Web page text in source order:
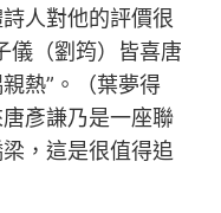
人對他的評價很
儀（劉筠）皆喜唐
熱”。（葉夢得
彥謙乃是一座聯
，這是很值得追